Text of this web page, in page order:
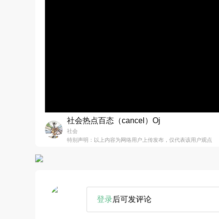
社会热点百态（cancel）Oj
社会
特别声明：以上内容为网络用户上传发布，仅代表该用户观点
登录后可发评论